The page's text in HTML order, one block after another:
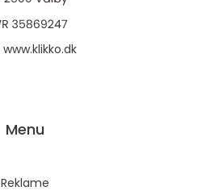
www.klikko.dk
Menu
Reklame